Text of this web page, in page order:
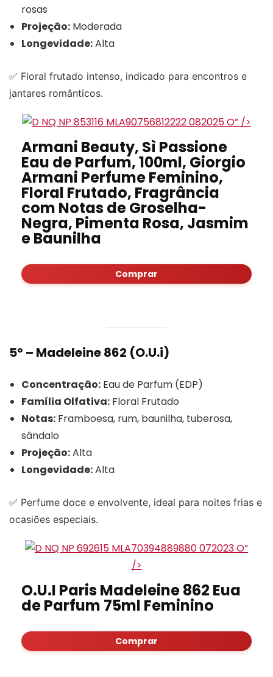
rosas
Projeção: Moderada
Longevidade:Alta
✅ Floral frutado intenso, indicado para encontros e
jantares românticos.
” />
Armani Beauty, Sì Passione
Eau de Parfum, 100ml, Giorgio
Armani Perfume Feminino,
Floral Frutado, Fragrância
com Notas de Groselha-
Negra, Pimenta Rosa, Jasmim
e Baunilha
Comprar
5º – Madeleine 862 (O.U.i)
Concentração: Eau de Parfum (EDP)
Família Olfativa: Floral Frutado
Notas: Framboesa, rum, baunilha, tuberosa,
sândalo
Projeção:Alta
Longevidade:Alta
✅ Perfume doce e envolvente, ideal para noites frias e
ocasiões especiais.
”
/>
O.U.I Paris Madeleine 862 Eua
de Parfum 75ml Feminino
Comprar